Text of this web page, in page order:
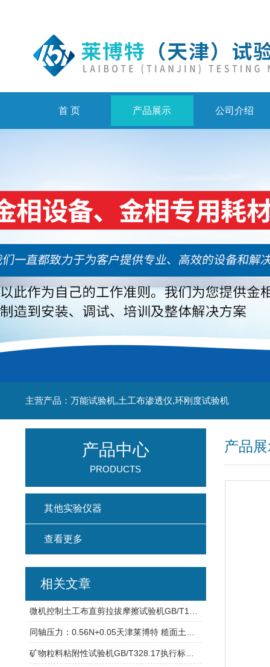
首 页 产品展示 公司介绍
主营产品：万能试验机,土工布渗透仪,环刚度试验机
产品
产品中心
PRODUCTS
其他实验仪器
查看更多
相关文章